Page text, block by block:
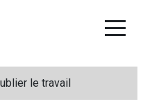
le travail